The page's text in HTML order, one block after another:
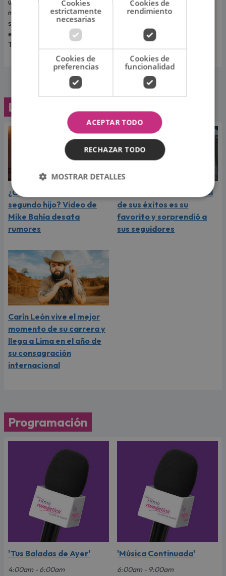
único concierto en Costa 21, en
medio del mejor momento de
su carrera y con las últimas
entradas disponibles en
Teleticket.
nuestro país luego del éxito
alcanzado con su sencillo
Lo último
¿Greeicy espera a su
segundo hijo? Video de
Mike Bahía desata
rumores
Laura Pausini reveló cuál
de sus éxitos es su
favorito y sorprendió a
sus seguidores
Carín León vive el mejor
momento de su carrera y
llega a Lima en el año de
su consagración
internacional
Programación
'Tus Baladas de Ayer'
4:00am - 6:00am
'Música Continuada'
6:00am - 9:00am
Cookies
estrictamente
necesarias
Cookies de
rendimiento
Cookies de
preferencias
Cookies de
funcionalidad
ACEPTAR TODO
RECHAZAR TODO
MOSTRAR DETALLES